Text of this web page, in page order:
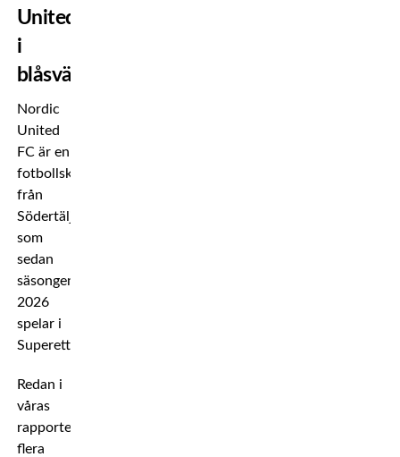
United
i
blåsväder
Nordic
United
FC är en
fotbollsklubb
från
Södertälje
som
sedan
säsongen
2026
spelar i
Superettan.
Redan i
våras
rapporterade
flera